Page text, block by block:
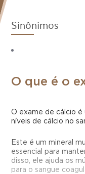
Sinônimos
O que é o
O exame de cálcio é
níveis de cálcio no
Este é um mineral
essencial para
disso, ele ajuda os
para o sangue